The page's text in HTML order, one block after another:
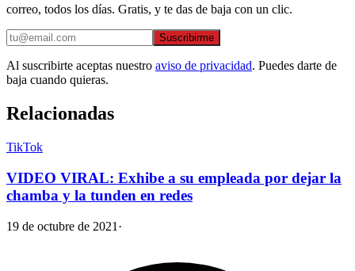
correo, todos los días. Gratis, y te das de baja con un clic.
Suscribirme
Al suscribirte aceptas nuestro aviso de privacidad. Puedes darte de
baja cuando quieras.
Relacionadas
TikTok
VIDEO VIRAL: Exhibe a su empleada por dejar la
chamba y la tunden en redes
19 de octubre de 2021 ·